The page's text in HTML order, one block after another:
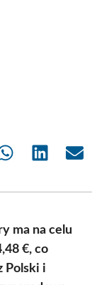
Share Share Share
ma na celu
€, co
Polski i